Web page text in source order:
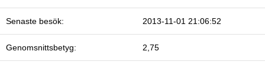
Senaste besök: 2013-11-01 21:06:52
Genomsnittsbetyg: 2,75